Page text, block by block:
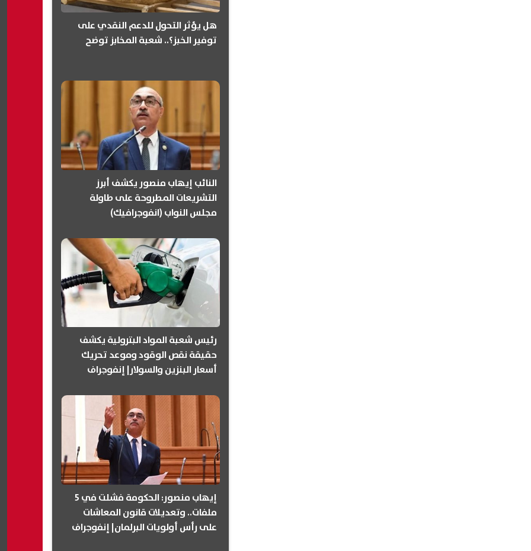
هل يؤثر التحول للدعم النقدي على
توفير الخبز؟.. شعبة المخابز توضح
النائب إيهاب منصور يكشف أبرز
التشريعات المطروحة على طاولة
مجلس النواب (انفوجرافيك)
رئيس شعبة المواد البترولية يكشف
حقيقة نقص الوقود وموعد تحريك
أسعار البنزين والسولار| إنفوجراف
إيهاب منصور: الحكومة فشلت في 5
ملفات.. وتعديلات قانون المعاشات
على رأس أولويات البرلمان| إنفوجراف